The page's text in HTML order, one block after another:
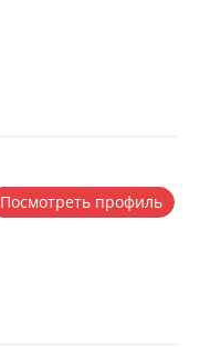
Посмотреть профиль